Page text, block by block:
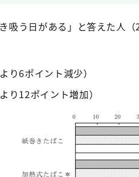
吸う日がある」と答えた人
り6ポイント減少）
り12ポイント増加）